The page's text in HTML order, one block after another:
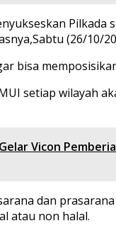
(26/10/
bisa
setiap wilayah
Vicon
dan
atau non halal.